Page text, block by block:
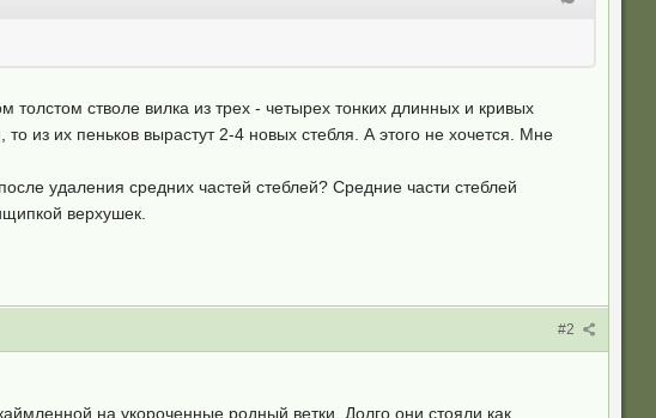
стволе вилка из трех - четырех тонких длинных и кривых
из их пеньков вырастут 2-4 новых стебля. А этого не хочется. Мне
удаления средних частей стеблей? Средние части стеблей
верхушек.
#2
на укороченные родный ветки. Долго они стояли как